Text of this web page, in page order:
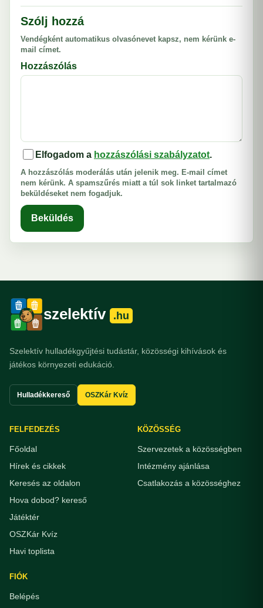
Szólj hozzá
Vendégként automatikus olvasónevet kapsz, nem kérünk e-
mail címet.
Hozzászólás
Elfogadom a hozzászólási szabályzatot.
A hozzászólás moderálás után jelenik meg. E-mail címet
nem kérünk. A spamszűrés miatt a túl sok linket tartalmazó
beküldéseket nem fogadjuk.
Beküldés
szelektív .hu
Szelektív hulladékgyűjtési tudástár, közösségi kihívások és
játékos környezeti edukáció.
Hulladékkereső OSZKár Kvíz
FELFEDEZÉS
Főoldal
Hírek és cikkek
Keresés az oldalon
Hova dobod? kereső
Játéktér
OSZKár Kvíz
Havi toplista
KÖZÖSSÉG
Szervezetek a közösségben
Intézmény ajánlása
Csatlakozás a közösséghez
FIÓK
Belépés